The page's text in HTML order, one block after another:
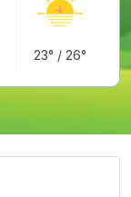
23° /26°